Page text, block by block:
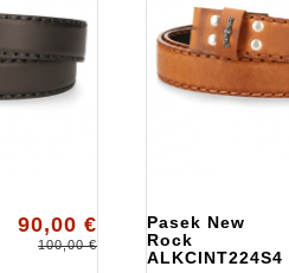
90,00 €
100,00 €
Pasek New
Rock
ALKCINT224S4